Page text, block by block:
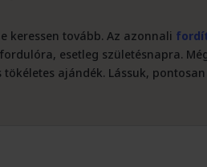
keressen tovább. Az azonnali
esetleg születésnapra.
ajándék. Lássuk,